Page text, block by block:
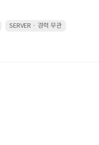
SERVER · 경력 무관